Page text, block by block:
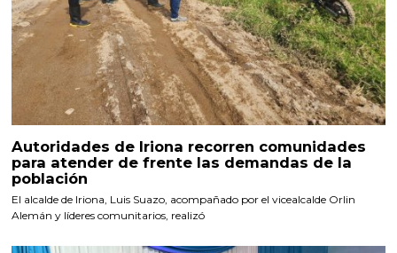
Autoridades de Iriona recorren comunidades
para atender de frente las demandas de la
población
El alcalde de Iriona, Luis Suazo, acompañado por el vicealcalde Orlin
Alemán y líderes comunitarios, realizó